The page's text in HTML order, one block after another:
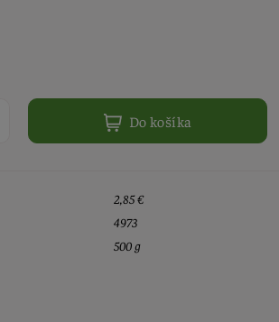
Do košíka
2,85 €
4973
500 g